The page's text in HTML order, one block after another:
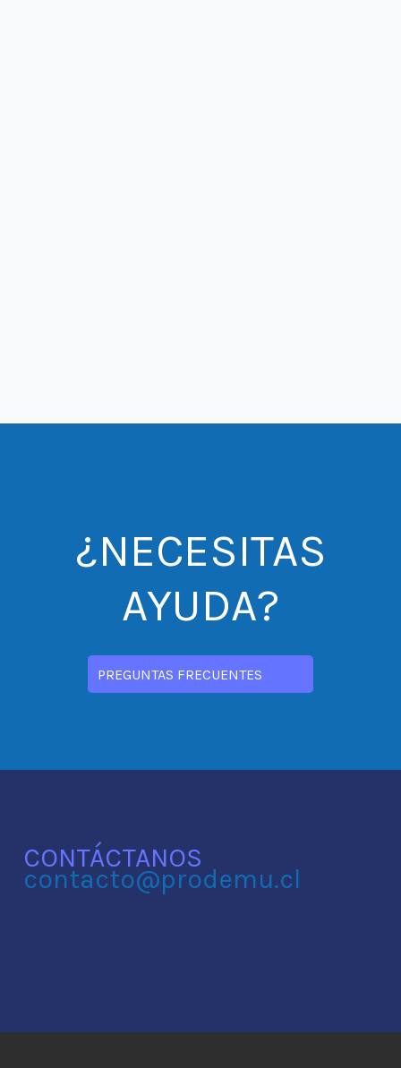
¿NECESITAS
AYUDA?
PREGUNTAS FRECUENTES
CONTÁCTANOS
contacto@prodemu.cl